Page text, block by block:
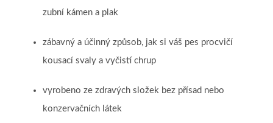
zubní kámen a plak
zábavný a účinný způsob, jak si váš pes procvičí
kousací svaly a vyčistí chrup
vyrobeno ze zdravých složek bez přísad nebo
konzervačních látek